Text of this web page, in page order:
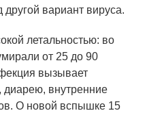
вариант вируса.
летальностью: во
от 25 до 90
вызывает
внутренние
О новой вспышке 15